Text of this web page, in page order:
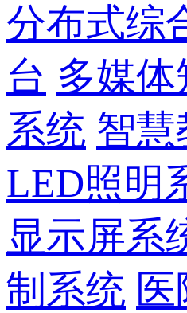
分布式综
台 多媒
系统 智慧
LED照明
显示屏系
制系统